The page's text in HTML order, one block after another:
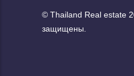
© Thailand Real estate
защищены.